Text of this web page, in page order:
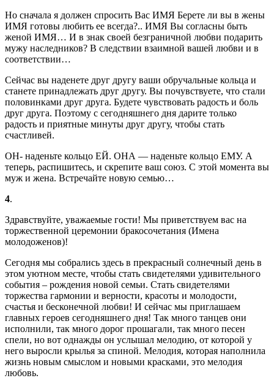
Но сначала я должен спросить Вас ИМЯ Берете ли вы в жены
ИМЯ готовы любить ее всегда?.. ИМЯ Вы согласны быть
женой ИМЯ… И в знак своей безграничной любви подарить
мужу наследников? В следствии взаимной вашей любви и в
соответствии…
Сейчас вы наденете друг другу ваши обручальные кольца и
станете принадлежать друг другу. Вы почувствуете, что стали
половинками друг друга. Будете чувствовать радость и боль
друг друга. Поэтому с сегодняшнего дня дарите только
радость и приятные минуты друг другу, чтобы стать
счастливей.
ОН- наденьте кольцо ЕЙ. ОНА — наденьте кольцо ЕМУ. А
теперь, распишитесь, и скрепите ваш союз. С этой момента вы
муж и жена. Встречайте новую семью…
4.
Здравствуйте, уважаемые гости! Мы приветствуем вас на
торжественной церемонии бракосочетания (Имена
молодоженов)!
Сегодня мы собрались здесь в прекрасный солнечный день в
этом уютном месте, чтобы стать свидетелями удивительного
события – рождения новой семьи. Стать свидетелями
торжества гармонии и верности, красоты и молодости,
счастья и бесконечной любви! И сейчас мы приглашаем
главных героев сегодняшнего дня! Так много танцев они
исполнили, так много дорог прошагали, так много песен
спели, но вот однажды он услышал мелодию, от которой у
него выросли крылья за спиной. Мелодия, которая наполнила
жизнь новым смыслом и новыми красками, это мелодия
любовь.